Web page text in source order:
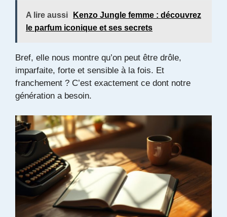
A lire aussi
Kenzo Jungle femme : découvrez
le parfum iconique et ses secrets
Bref, elle nous montre qu’on peut être drôle,
imparfaite, forte et sensible à la fois. Et
franchement ? C’est exactement ce dont notre
génération a besoin.